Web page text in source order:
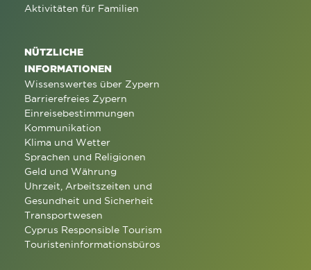
Aktivitäten für Familien
NÜTZLICHE
INFORMATIONEN
Wissenswertes über Zypern
Barrierefreies Zypern
Einreisebestimmungen
Kommunikation
Klima und Wetter
Sprachen und Religionen
Geld und Währung
Uhrzeit, Arbeitszeiten und
Gesundheit und Sicherheit
Transportwesen
Cyprus Responsible Tourism
Touristeninformationsbüros